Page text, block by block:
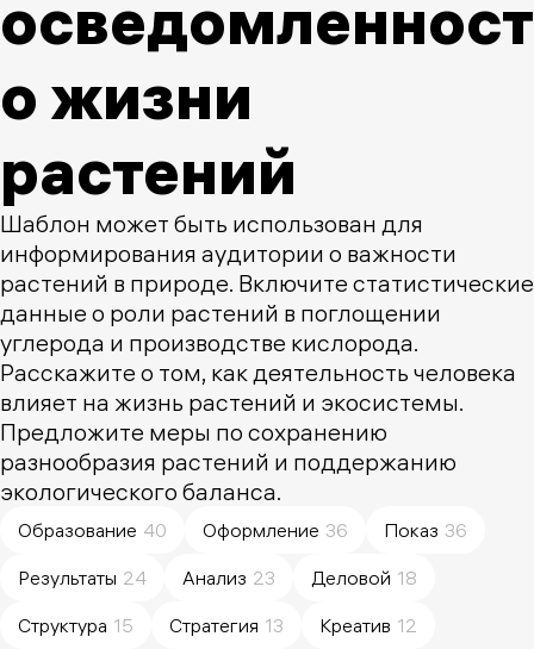
о жизни
растений
Шаблон может быть использован для
информирования аудитории о важности
растений в природе. Включите статистические
данные о роли растений в поглощении
углерода и производстве кислорода.
Расскажите о том, как деятельность человека
влияет на жизнь растений и экосистемы.
Предложите меры по сохранению
разнообразия растений и поддержанию
экологического баланса.
Образование 40 Оформление 36 Показ 36
Результаты 24 Анализ 23 Деловой 18
Структура 15 Стратегия 13 Креатив 12